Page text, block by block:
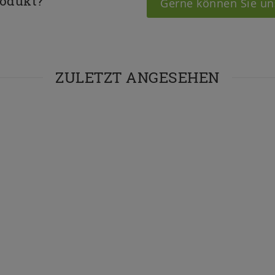
Gerne können Sie
ZULETZT ANGESEHEN